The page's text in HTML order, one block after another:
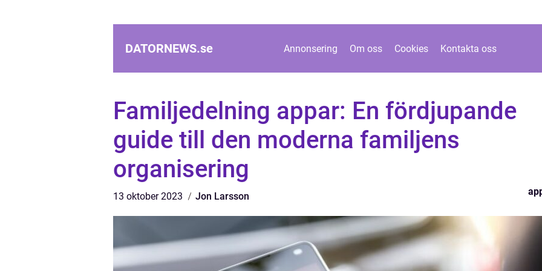
DATORNEWS.se Annonsering Om oss Cookies Kontakta oss
Familjedelning appar: En fördjupande
guide till den moderna familjens
organisering
13 oktober 2023 Jon Larsson